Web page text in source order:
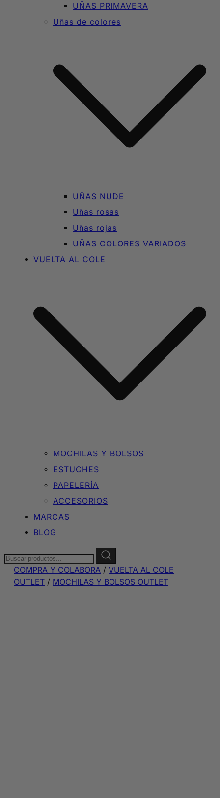
UÑAS PRIMAVERA
Uñas de colores
UÑAS NUDE
Uñas rosas
Uñas rojas
UÑAS COLORES VARIADOS
VUELTA AL COLE
MOCHILAS Y BOLSOS
ESTUCHES
PAPELERÍA
ACCESORIOS
MARCAS
BLOG
Buscar:
COMPRA Y COLABORA / VUELTA AL COLE
OUTLET / MOCHILAS Y BOLSOS OUTLET